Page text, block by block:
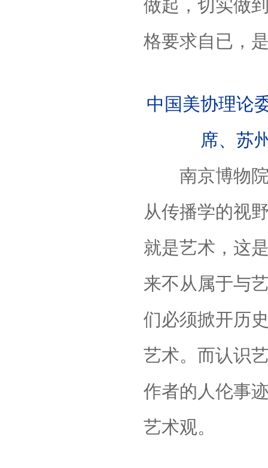
做起，切实做
格要求自已，
中国美协理论
席、苏
南京博物院
从传播学的视
就是艺术，这
来不从属于与
们必须掀开历
艺术。而认识
作者的人伦事
艺术观。